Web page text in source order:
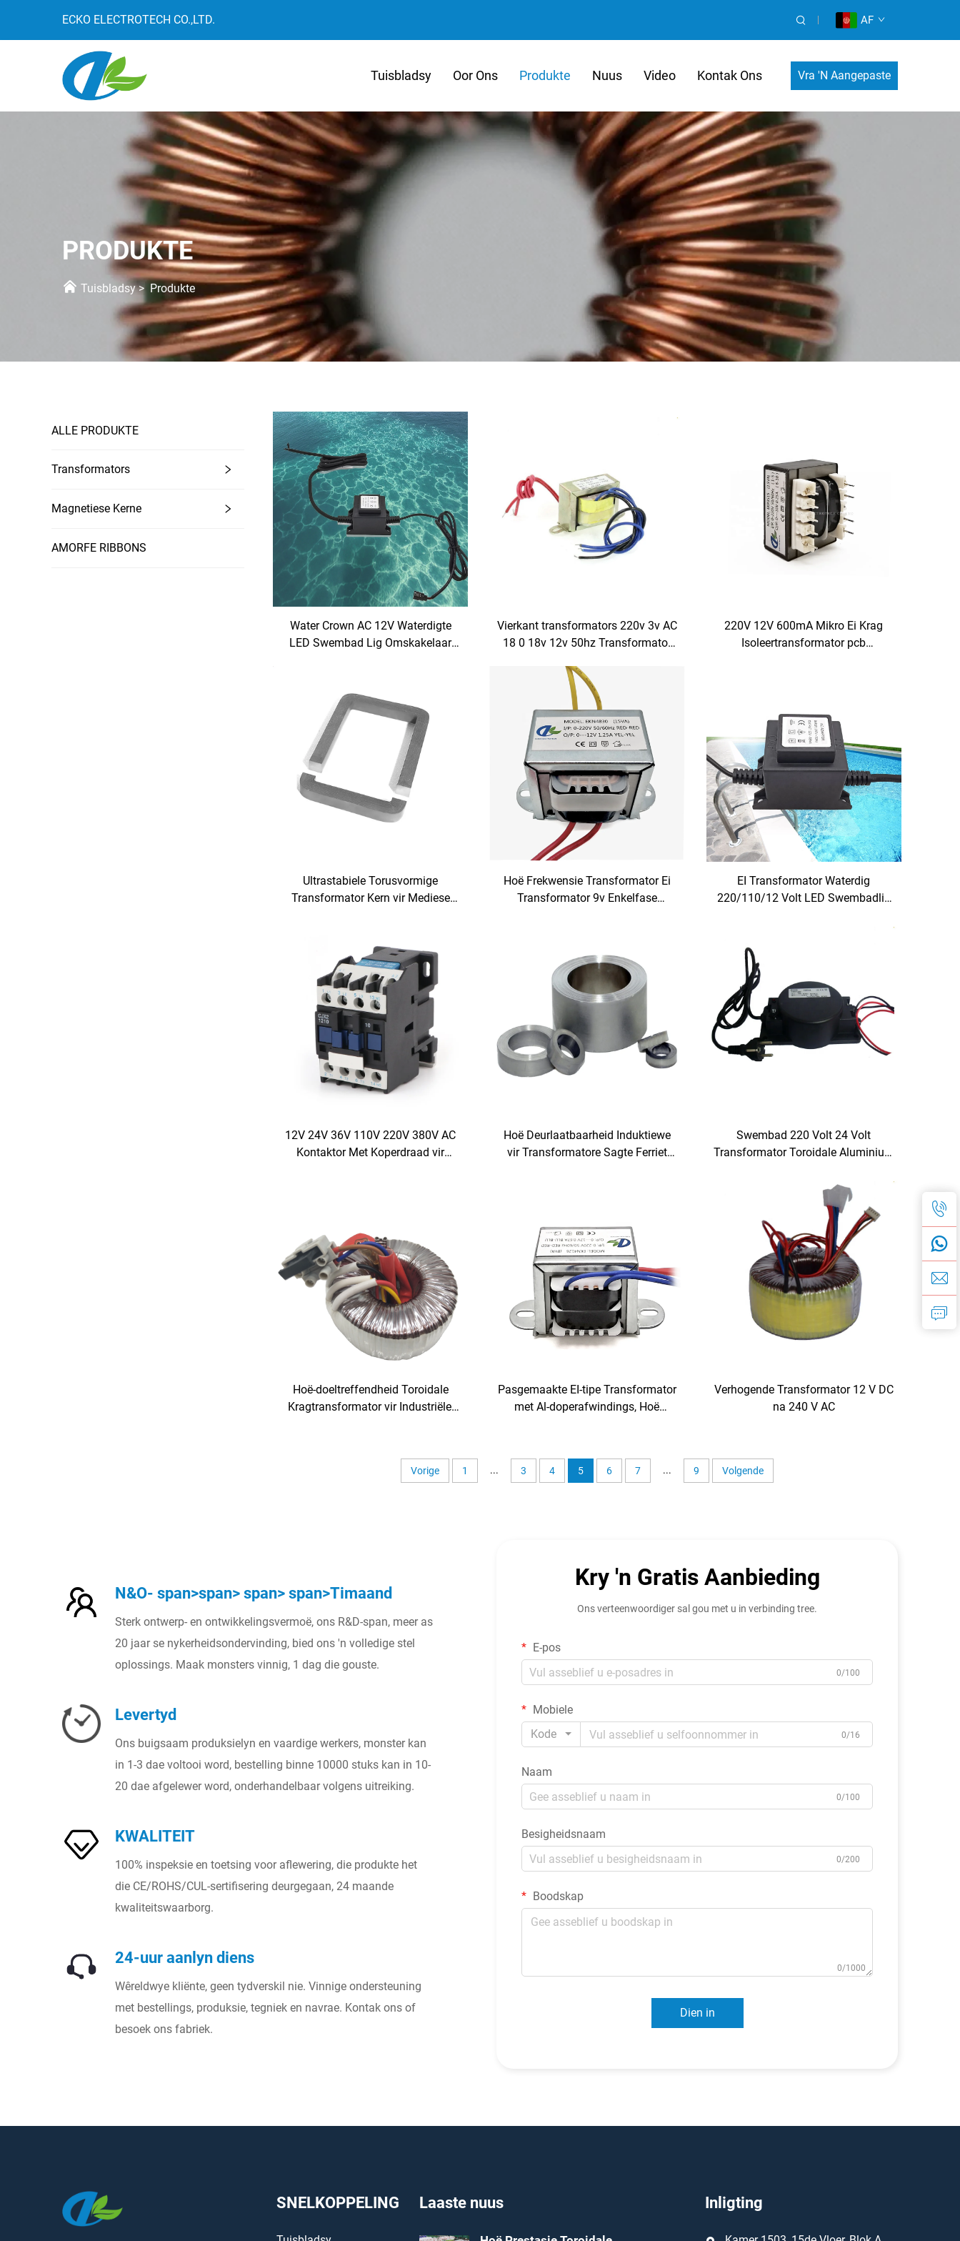
ECKO ELECTROTECH CO.,LTD. AF
Tuisbladsy Oor Ons Produkte Nuus Video Kontak Ons Vra 'n Aangepaste
PRODUKTE
Tuisbladsy> Produkte
ALLE PRODUKTE
Transformators
Magnetiese Kerne
AMORFE RIBBONS
Water Crown AC 12V Waterdigte
LED Swembad Lig Omskakelaar
Vierkant transformators 220v 3v AC
18 0 18v 12v 50hz Transformator
220V 12V 600mA Mikro Ei Krag
Isoleertransformator pcb
Ultrastabiele Torusvormige
Transformator Kern vir Mediese
Amorf Gesnyde Kern vir Krag
Hoë Frekwensie Transformator Ei
Transformator 9v Enkelfase
EI Transformator Waterdig
220/110/12 Volt LED Swembadlig
12V 24V 36V 110V 220V 380V AC
Kontaktor Met Koperdraad vir
Hoë Deurlaatbaarheid Induktiewe
vir Transformatore Sagte Ferriet
Swembad 220 Volt 24 Volt
Transformator Toroidale Aluminium
Buitentransformator
Hoë-doeltreffendheid Toroidale
Kragtransformator vir Industriële,
Pasgemaakte EI-tipe Transformator
met Al-doperafwindings, Hoë
Verhogende Transformator 12 V DC
na 240 V AC
Vorige 1 ... 3 4 5 6 7 ... 9 Volgende
N&O- span>span> span> span>Timaand
Sterk ontwerp- en ontwikkelingsvermoë, ons R&D-span, meer as
20 jaar se nykerheidsondervinding, bied ons 'n volledige stel
oplossings. Maak monsters vinnig, 1 dag die gouste.
Levertyd
Ons buigsaam produksielyn en vaardige werkers, monster kan
in 1-3 dae voltooi word, bestelling binne 10000 stuks kan in 10-
20 dae afgelewer word, onderhandelbaar volgens uitreiking.
KWALITEIT
100% inspeksie en toetsing voor aflewering, die produkte het
die CE/ROHS/CUL-sertifisering deurgegaan, 24 maande
kwaliteitswaarborg.
24-uur aanlyn diens
Wêreldwye kliënte, geen tydverskil nie. Vinnige ondersteuning
met bestellings, produksie, tegniek en navrae. Kontak ons of
besoek ons fabriek.
Kry 'n Gratis Aanbieding
Ons verteenwoordiger sal gou met u in verbinding tree.
E-pos
0/100
Mobiele
Kode
0/16
Naam
0/100
Besigheidsnaam
0/200
Boodskap
0/1000
Dien in
SNELKOPPELING Laaste nuus Inligting